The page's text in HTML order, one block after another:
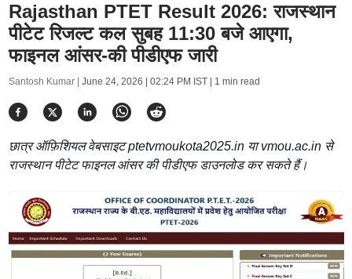
Rajasthan PTET Result 2026: राजस्थान
पीटेट रिजल्ट कल सुबह 11:30 बजे आएगा,
फाइनल आंसर-की पीडीएफ जारी
Santosh Kumar | June 24, 2026 | 02:24 PM IST| 1 min read
छात्र ऑफ़िशियल वेबसाइट ptetvmoukota2025.in या vmou.ac.in से
राजस्थान पीटेट फाइनल आंसर की पीडीएफ डाउनलोड कर सकते हैं।